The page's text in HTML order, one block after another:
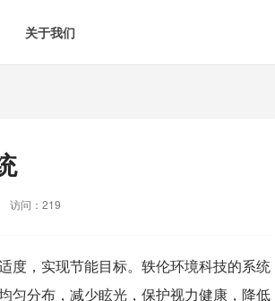
智慧场景建设
关于我们
访问：219
，实现节能目标。 轶伦环境科技的系统
匀分布，减少眩光，保护视力健康，降低